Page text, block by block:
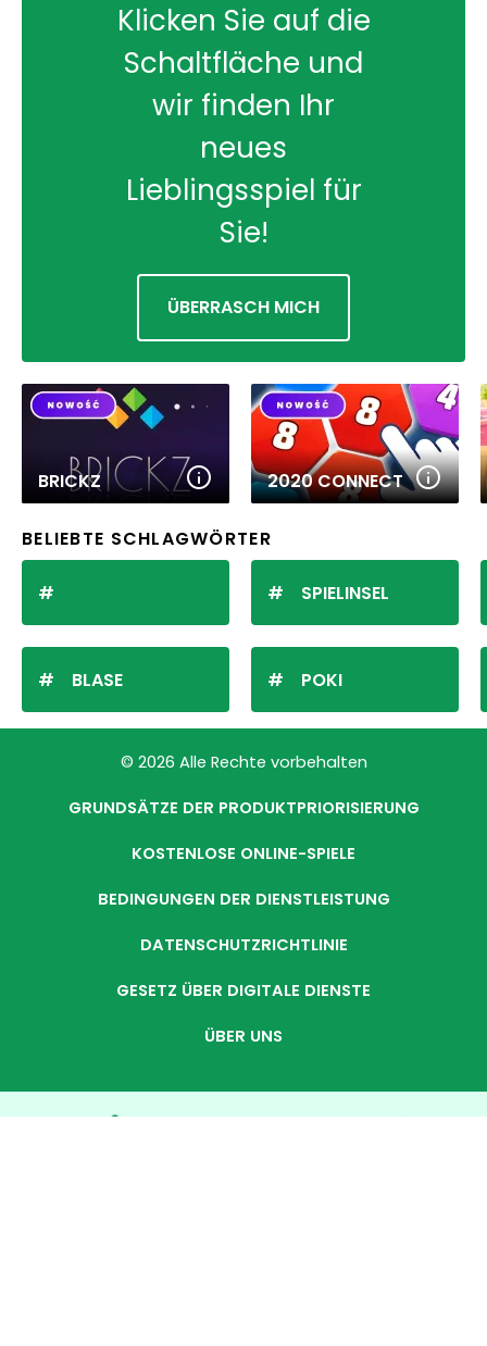
Klicken Sie auf die
Schaltfläche und
wir finden Ihr
neues
Lieblingsspiel für
Sie!
ÜBERRASCH MICH
BRICKZ 2020 CONNECT
BELIEBTE SCHLAGWÖRTER
BLASE
SPIELINSEL
POKI
© 2026 Alle Rechte vorbehalten
GRUNDSÄTZE DER PRODUKTPRIORISIERUNG
KOSTENLOSE ONLINE-SPIELE
BEDINGUNGEN DER DIENSTLEISTUNG
DATENSCHUTZRICHTLINIE
GESETZ ÜBER DIGITALE DIENSTE
ÜBER UNS